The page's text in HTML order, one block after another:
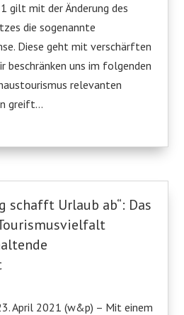
gilt mit der Änderung des
die sogenannte
Diese geht mit verschärften
beschränken uns im folgenden
relevanten
greift...
schafft Urlaub ab“: Das
April 2021 (w&p) – Mit einem